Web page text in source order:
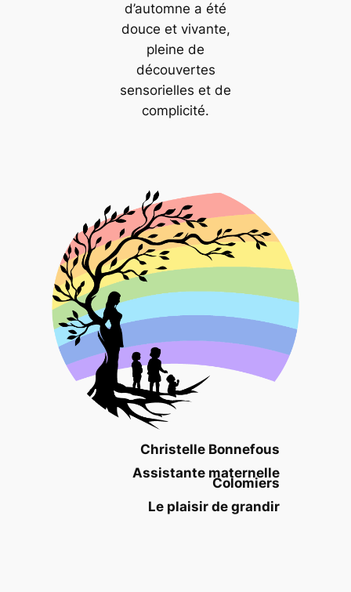
d’automne a été
douce et vivante,
pleine de
découvertes
sensorielles et de
complicité.
Christelle Bonnefous
Assistante maternelle
Colomiers
Le plaisir de grandir